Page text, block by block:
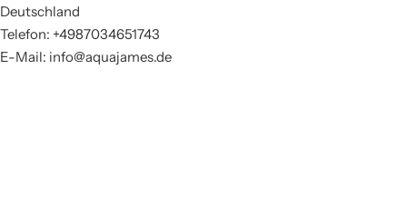
Deutschland
Telefon: +4987034651743
E-Mail: info@aquajames.de